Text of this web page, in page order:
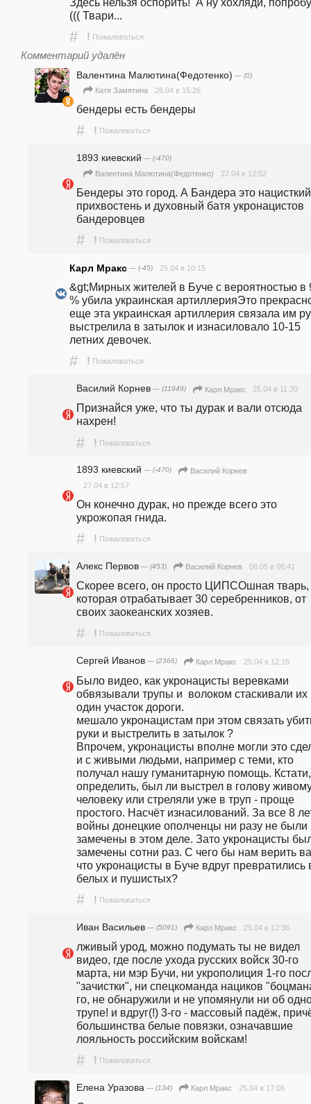
((( Твари...
# ! Пожаловаться
Комментарий удалён
Валентина Малютина(Федотенко) — (0)
Катя Замятина 26.04 в 15:26
бендеры есть бендеры
# ! Пожаловаться
1893 киевский — (-470)
Валентина Малютина(Федотенко) 27.04 в 12:52
Бендеры это город. А Бандера это нацисткий
прихвостень и духовный батя укронацистов
бандеровцев
# ! Пожаловаться
Карл Мракс — (-45) 25.04 в 10:15
&gt;Мирных жителей в Буче с вероятностью в
% убила украинская артиллерияЭто
еще эта украинская артиллерия связала им
выстрелила в затылок и изнасиловало 10-15
летних девочек.
# ! Пожаловаться
Василий Корнев — (11949) Карл Мракс 25.04 в 11:30
Признайся уже, что ты дурак и вали отсюда
нахрен!
# ! Пожаловаться
1893 киевский — (-470)
Василий Корнев
27.04 в 12:57
Он конечно дурак, но прежде всего это
укрожопая гнида.
# ! Пожаловаться
Алекс Первов — (453) Василий Корнев 08.05 в 06:41
Скорее всего, он просто ЦИПСОшная тварь,
которая отрабатывает 30 серебренников, от
своих заокеанских хозяев.
# ! Пожаловаться
Сергей Иванов — (2366) Карл Мракс 25.04 в 12:15
Было видео, как укронацисты веревками
обвязывали трупы и  волоком стаскивали их
один участок дороги.
мешало укронацистам при этом связать
руки и выстрелить в затылок ?
Впрочем, укронацисты вполне могли это
и с живыми людьми, например с теми, кто
получал нашу гуманитарную помощь. Кстати,
определить, был ли выстрел в голову
человеку или стреляли уже в труп - проще
простого. Насчёт изнасилований. За все 8
войны донецкие ополченцы ни разу не были
замечены в этом деле. Зато укронацисты
замечены сотни раз. С чего бы нам верить
что укронацисты в Буче вдруг превратились
белых и пушистых?
# ! Пожаловаться
Иван Васильев — (5091) Карл Мракс 25.04 в 12:36
лживый урод, можно подумать ты не видел
видео, где после ухода русских войск 30-го
марта, ни мэр Бучи, ни укрополиция 1-го
"зачистки", ни спецкоманда нациков
го, не обнаружили и не упомянули ни об
трупе! и вдруг(!) 3-го - массовый падёж,
большинства белые повязки, означавшие
лояльность российским войскам!
# ! Пожаловаться
Елена Уразова — (134) Карл Мракс 25.04 в 17:06